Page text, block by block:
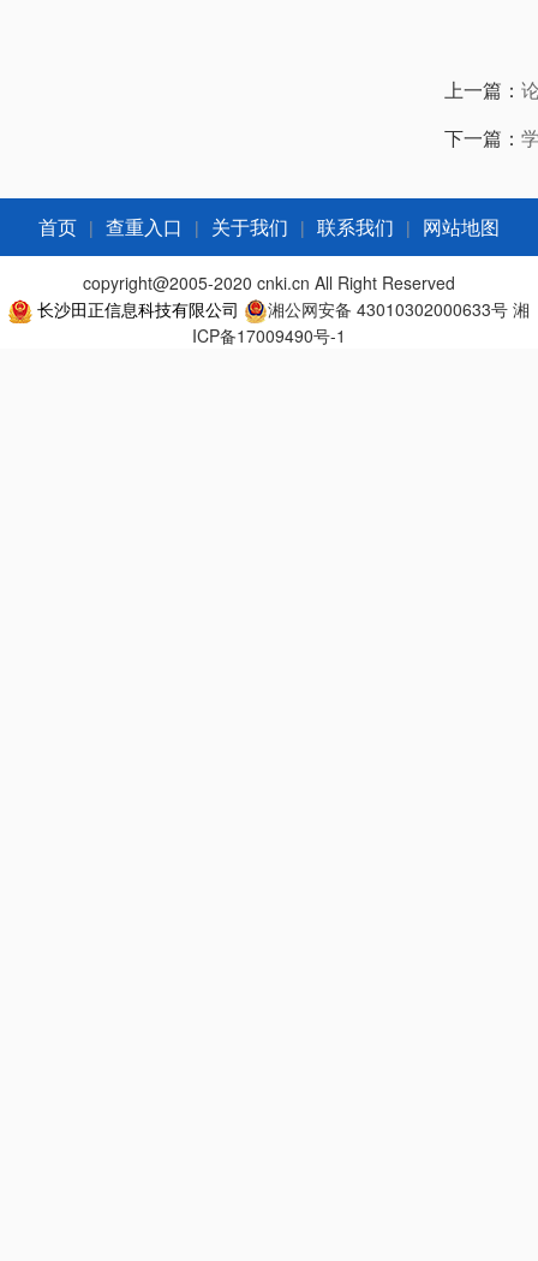
上一篇：
下一篇：
首页 | 查重入口 | 关于我们 | 联系我们 | 网站地图
copyright@2005-2020 cnki.cn All Right Reserved
长沙田正信息科技有限公司
湘公网安备 43010302000633号 湘
ICP备17009490号-1